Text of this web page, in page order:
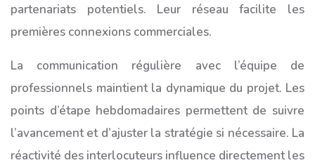
partenariats potentiels. Leur réseau facilite les
premières connexions commerciales.
La communication régulière avec l’équipe de
professionnels maintient la dynamique du projet. Les
points d’étape hebdomadaires permettent de suivre
l’avancement et d’ajuster la stratégie si nécessaire. La
réactivité des interlocuteurs influence directement les